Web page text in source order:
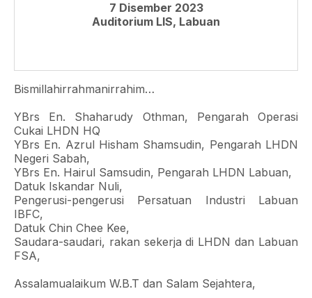
7 Disember 2023
Auditorium LIS, Labuan
Bismillahirrahmanirrahim…
YBrs En. Shaharudy Othman, Pengarah Operasi
Cukai LHDN HQ
YBrs En. Azrul Hisham Shamsudin, Pengarah LHDN
Negeri Sabah,
YBrs En. Hairul Samsudin, Pengarah LHDN Labuan,
Datuk Iskandar Nuli,
Pengerusi-pengerusi Persatuan Industri Labuan
IBFC,
Datuk Chin Chee Kee,
Saudara-saudari, rakan sekerja di LHDN dan Labuan
FSA,
Assalamualaikum W.B.T dan Salam Sejahtera,